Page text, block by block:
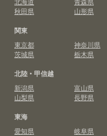
秋田県
山形県
関東
東京都
神奈川県
茨城県
栃木県
北陸・甲信越
新潟県
富山県
山梨県
長野県
東海
愛知県
岐阜県